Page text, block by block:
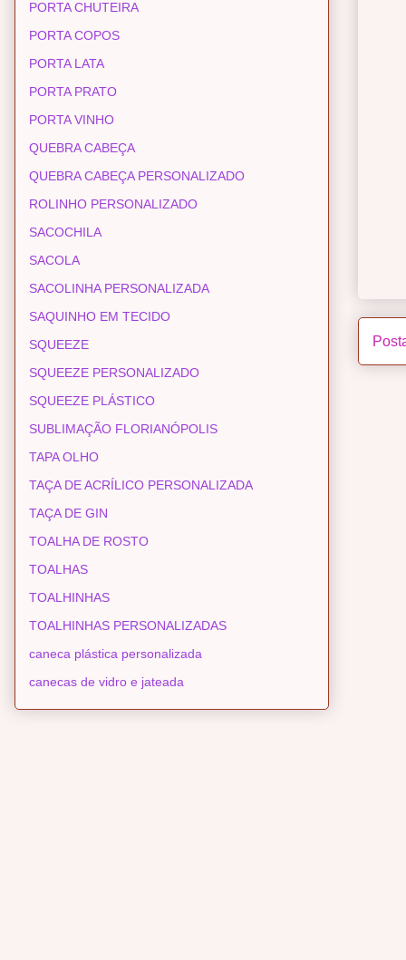
PORTA CHUTEIRA
PORTA COPOS
PORTA LATA
PORTA PRATO
PORTA VINHO
QUEBRA CABEÇA
QUEBRA CABEÇA PERSONALIZADO
ROLINHO PERSONALIZADO
SACOCHILA
SACOLA
SACOLINHA PERSONALIZADA
SAQUINHO EM TECIDO
SQUEEZE
SQUEEZE PERSONALIZADO
SQUEEZE PLÁSTICO
SUBLIMAÇÃO FLORIANÓPOLIS
TAPA OLHO
TAÇA DE ACRÍLICO PERSONALIZADA
TAÇA DE GIN
TOALHA DE ROSTO
TOALHAS
TOALHINHAS
TOALHINHAS PERSONALIZADAS
caneca plástica personalizada
canecas de vidro e jateada